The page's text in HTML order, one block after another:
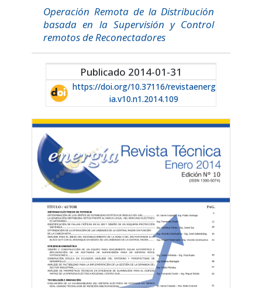
Operación Remota de la Distribución
basada en la Supervisión y Control
remotos de Reconectadores
Publicado 2014-01-31
https://doi.org/10.37116/revistaenerg
ia.v10.n1.2014.109